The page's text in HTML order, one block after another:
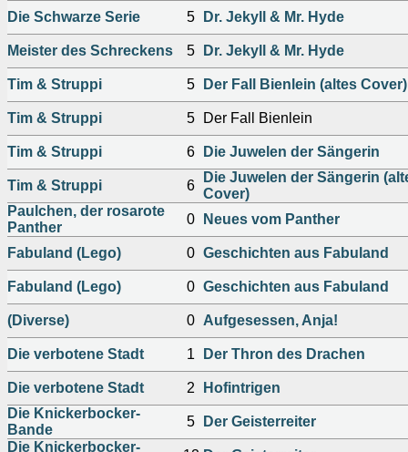
Die Schwarze Serie 5 Dr. Jekyll & Mr. Hyde
Meister des Schreckens 5 Dr. Jekyll & Mr. Hyde
Tim & Struppi 5 Der Fall Bienlein (altes Cover)
Tim & Struppi 5 Der Fall Bienlein
Tim & Struppi 6 Die Juwelen der Sängerin
Tim & Struppi 6
Die Juwelen der Sängerin
Cover)
Paulchen, der rosarote
Panther
0 Neues vom Panther
Fabuland (Lego) 0 Geschichten aus Fabuland
Fabuland (Lego) 0 Geschichten aus Fabuland
(Diverse) 0 Aufgesessen, Anja!
Die verbotene Stadt 1 Der Thron des Drachen
Die verbotene Stadt 2
Hofintrigen
Die Knickerbocker-
Bande
5
Der Geisterreiter
Die Knickerbocker-